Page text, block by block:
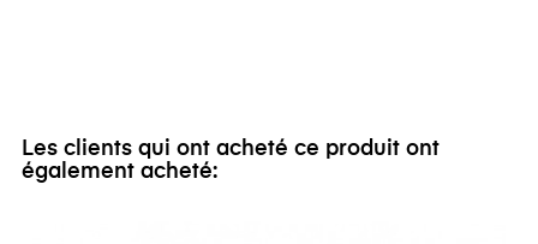
Les clients qui ont acheté ce produit ont
également acheté: